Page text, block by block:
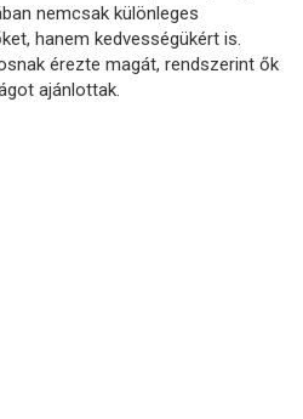
nemcsak különleges
hanem kedvességükért is.
érezte magát, rendszerint ők
ajánlottak.